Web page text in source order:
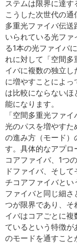
ステムは限界に達す
こうした次世代の
多重光ファイバ伝
いられている光フ
る1本の光ファイバ
れに対して「空間多
イバに複数の独立
に増やすことによ
は比較にならない
能になります。
「空間多重光ファ
光のパスを増やす
の進み方（モード）
す。具体的なアプロ
コアファイバ、1つ
ドファイバ、そし
チコアファイバと
ファイバと同じ細
つが限界であり、そ
イバはコアごとに
ているという特徴
のモードを通すこ